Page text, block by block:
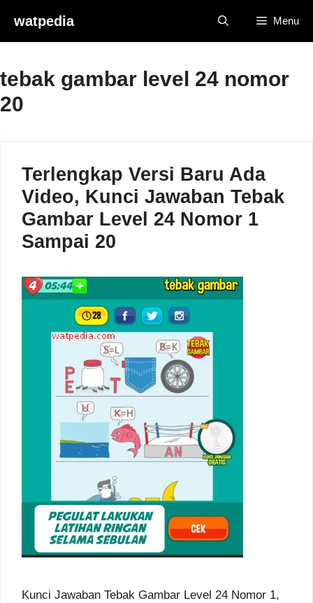
content
watpedia Menu
tebak gambar level 24 nomor
20
Terlengkap Versi Baru Ada
Video, Kunci Jawaban Tebak
Gambar Level 24 Nomor 1
Sampai 20
Kunci Jawaban Tebak Gambar Level 24 Nomor 1,